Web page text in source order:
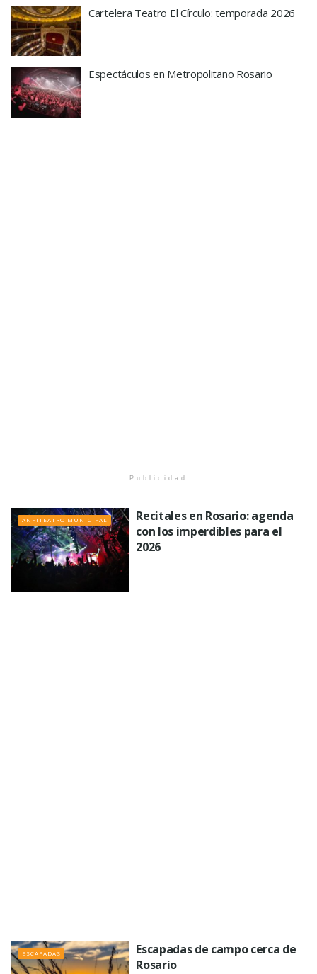
Cartelera Teatro El Círculo: temporada 2026
Espectáculos en Metropolitano Rosario
Publicidad
ANFITEATRO MUNICIPAL
Recitales en Rosario: agenda
con los imperdibles para el
2026
ESCAPADAS
Escapadas de campo cerca de
Rosario